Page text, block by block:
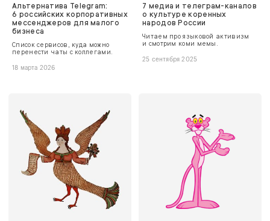
Альтернатива Telegram:
6 российских корпоративных
мессенджеров для малого
бизнеса
Список сервисов, куда можно
перенести чаты с коллегами.
18 марта 2026
7 медиа и телеграм-каналов
о культуре коренных
народов России
Читаем про языковой активизм
и смотрим коми мемы.
25 сентября 2025